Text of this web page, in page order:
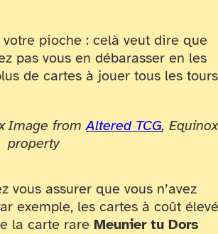
pioche : celà veut dire que
pas vous en débarasser en les
de cartes à jouer tous les
Image fromAltered TCG, Equinox
property
assurer que vous n’avez
exemple, les cartes à coût élevé
la carte rare Meunier tu Dors